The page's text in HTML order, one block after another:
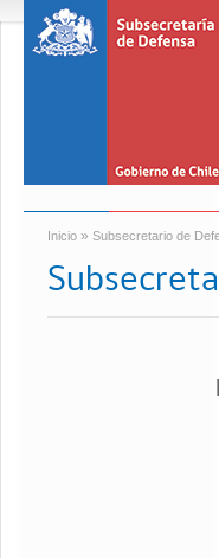
Inicio » Subsecretario de